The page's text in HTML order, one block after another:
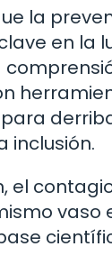
la
en la
inclusión.
el
vaso